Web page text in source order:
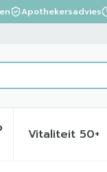
Apothekersadvies
en hygiëne
voeding en
voor
Vitaliteit 50+
Toon